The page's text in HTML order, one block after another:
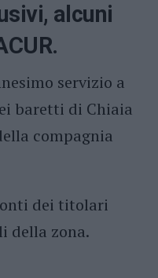
alcuni
servizio a
baretti di Chiaia
compagnia
dei titolari
della zona.